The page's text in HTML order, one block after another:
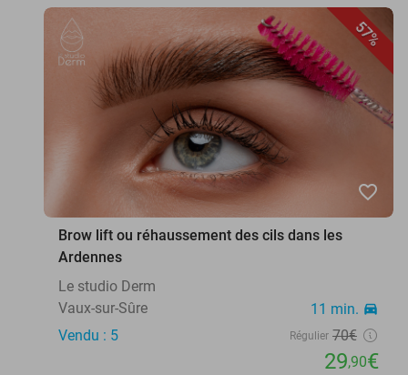
57%
favorite_border
Brow lift ou réhaussement des cils dans les
Ardennes
Le studio Derm
Vaux-sur-Sûre
11 min. directions_car
Vendu : 5 Régulier 70€
29,90€